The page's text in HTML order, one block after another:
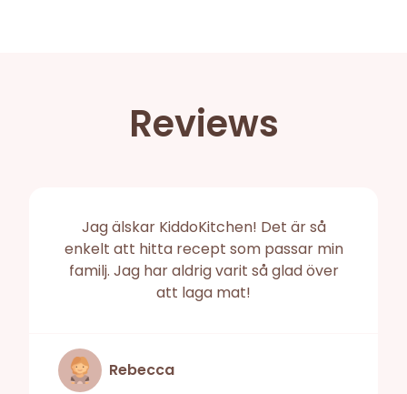
Reviews
Jag älskar KiddoKitchen! Det är så
enkelt att hitta recept som passar min
familj. Jag har aldrig varit så glad över
att laga mat!
Rebecca